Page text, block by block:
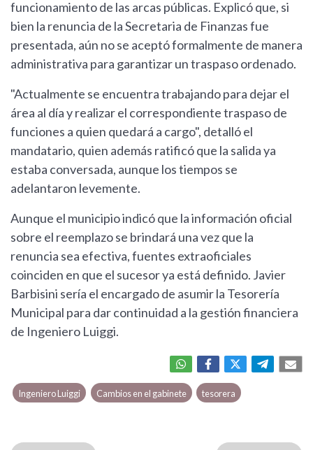
funcionamiento de las arcas públicas. Explicó que, si
bien la renuncia de la Secretaria de Finanzas fue
presentada, aún no se aceptó formalmente de manera
administrativa para garantizar un traspaso ordenado.
"Actualmente se encuentra trabajando para dejar el
área al día y realizar el correspondiente traspaso de
funciones a quien quedará a cargo", detalló el
mandatario, quien además ratificó que la salida ya
estaba conversada, aunque los tiempos se
adelantaron levemente.
Aunque el municipio indicó que la información oficial
sobre el reemplazo se brindará una vez que la
renuncia sea efectiva, fuentes extraoficiales
coinciden en que el sucesor ya está definido. Javier
Barbisini sería el encargado de asumir la Tesorería
Municipal para dar continuidad a la gestión financiera
de Ingeniero Luiggi.
Ingeniero Luiggi Cambios en el gabinete tesorera